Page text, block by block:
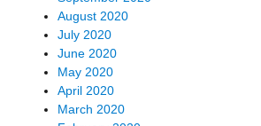
August 2020
July 2020
June 2020
May 2020
April 2020
March 2020